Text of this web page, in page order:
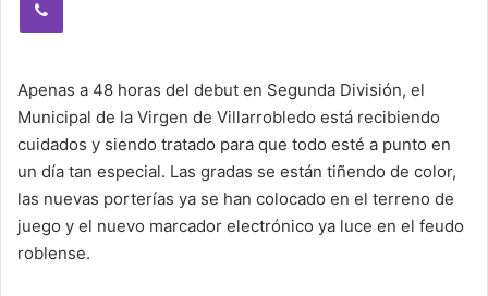
Apenas a 48 horas del debut en Segunda División, el
Municipal de la Virgen de Villarrobledo está recibiendo
cuidados y siendo tratado para que todo esté a punto en
un día tan especial. Las gradas se están tiñendo de color,
las nuevas porterías ya se han colocado en el terreno de
juego y el nuevo marcador electrónico ya luce en el feudo
roblense.